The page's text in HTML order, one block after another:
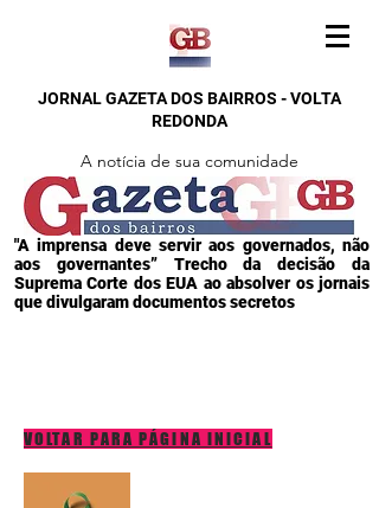
JORNAL GAZETA DOS BAIRROS - VOLTA
REDONDA
A notícia de sua comunidade
"A imprensa deve servir aos governados, não
aos governantes” Trecho da decisão da
Suprema Corte dos EUA ao absolver os jornais
que divulgaram documentos secretos
VOLTAR PARA PÁGINA INICIAL